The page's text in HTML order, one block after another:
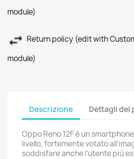
module)
Return policy (edit with
module)
Descrizione Dettagli del
Oppo Reno 12F è un
livello, fortemente votato
soddisfare anche l'utente più